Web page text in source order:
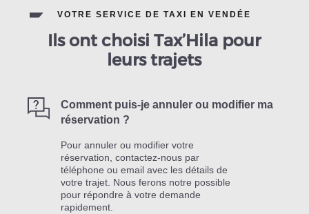
VOTRE SERVICE DE TAXI EN VENDÉE
Ils ont choisi Tax’Hila pour
leurs trajets
Comment puis-je annuler ou modifier ma
réservation ?
Pour annuler ou modifier votre
réservation, contactez-nous par
téléphone ou email avec les détails de
votre trajet. Nous ferons notre possible
pour répondre à votre demande
rapidement.